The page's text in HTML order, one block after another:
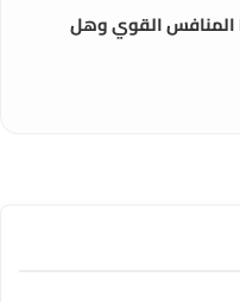
مراجعة Realme GT 8 Pro المنافس القوي وهل